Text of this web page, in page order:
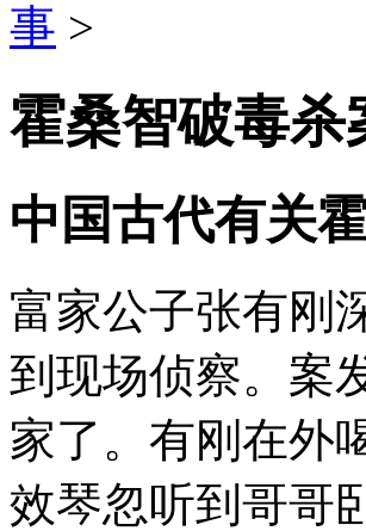
事 >
霍桑智破毒杀
中国古代有关
富家公子张有刚
到现场侦察。案
家了。有刚在外
效琴忽听到哥哥